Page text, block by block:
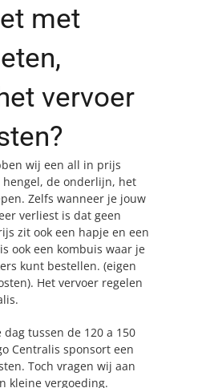
met
vervoer
wij een all in prijs
hengel, de onderlijn, het
Zelfs wanneer je jouw
verliest is dat geen
zit ook een hapje en een
ook een kombuis waar je
kunt bestellen. (eigen
Het vervoer regelen
tussen de 120 a 150
Centralis sponsort een
Toch vragen wij aan
kleine vergoeding.